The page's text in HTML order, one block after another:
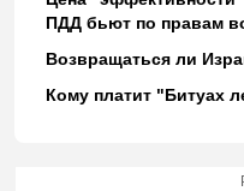
ПДД бьют по правам
Возвращаться ли
Кому платит "Битуах